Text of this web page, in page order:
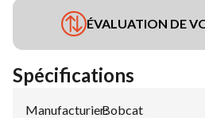
ÉVALUATION DE
Spécifications
Manufacturier:
Bobcat